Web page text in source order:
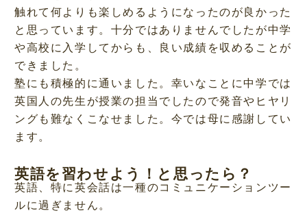
触れて何よりも楽しめるようになったのが良かった
と思っています。十分ではありませんでしたが中学
や高校に入学してからも、良い成績を収めることが
できました。
塾にも積極的に通いました。幸いなことに中学では
英国人の先生が授業の担当でしたので発音やヒヤリ
ングも難なくこなせました。今では母に感謝してい
ます。
英語を習わせよう！と思ったら？
英語、特に英会話は一種のコミュニケーションツー
ルに過ぎません。